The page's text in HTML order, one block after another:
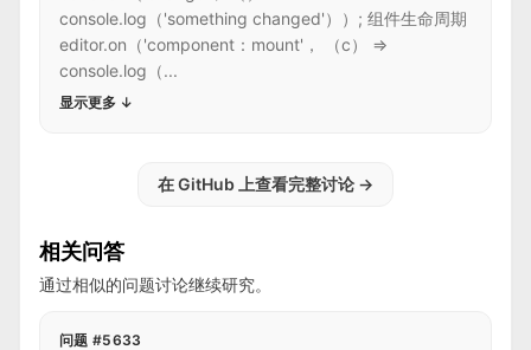
console.log（'something changed'））; 组件生命周期
editor.on（'component：mount'， （c） =>
console.log（...
显示更多 ↓
在 GitHub 上查看完整讨论 →
相关问答
通过相似的问题讨论继续研究。
问题 #5633